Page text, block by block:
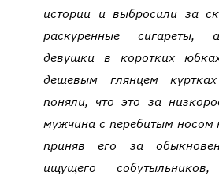
истории и выбросили за
раскуренные сигареты,
девушки в коротких
дешевым глянцем
поняли, что это за
мужчина с перебитым носом
приняв его за
ищущего